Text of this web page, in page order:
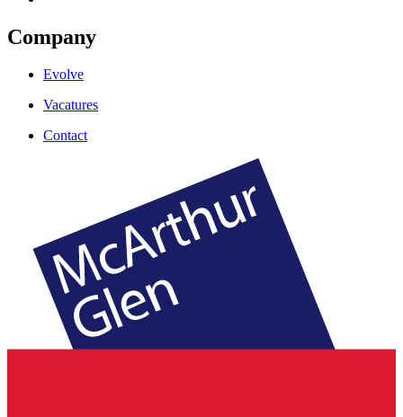
Company
Evolve
Vacatures
Contact